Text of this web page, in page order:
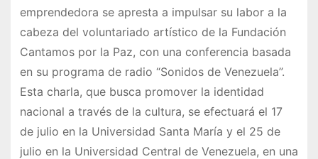
emprendedora se apresta a impulsar su labor a la
cabeza del voluntariado artístico de la Fundación
Cantamos por la Paz, con una conferencia basada
en su programa de radio “Sonidos de Venezuela”.
Esta charla, que busca promover la identidad
nacional a través de la cultura, se efectuará el 17
de julio en la Universidad Santa María y el 25 de
julio en la Universidad Central de Venezuela, en una